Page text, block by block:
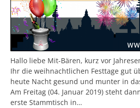
Hallo liebe Mit-Bären, kurz vor
Ihr die weihnachtlichen Festtage gut
heute Nacht gesund und munter in
Am Freitag (04. Januar 2019) steht
erste Stammtisch in…